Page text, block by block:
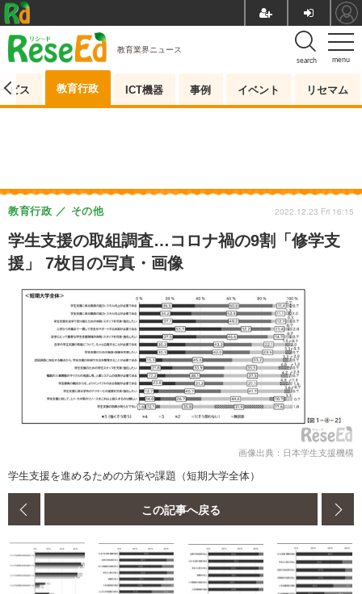
menu
search
教育業界ニュース
ビス 教育行政 ICT機器 事例 イベント リセマム
学生支援の取組調査…コロナ禍の9割「修学支
援」 7枚目の写真・画像
教育行政 その他 2022.12.23 Fri 16:15
画像出典：日本学生支援機構
学生支援を進めるための方策や課題（短期大学全体）
この記事へ戻る